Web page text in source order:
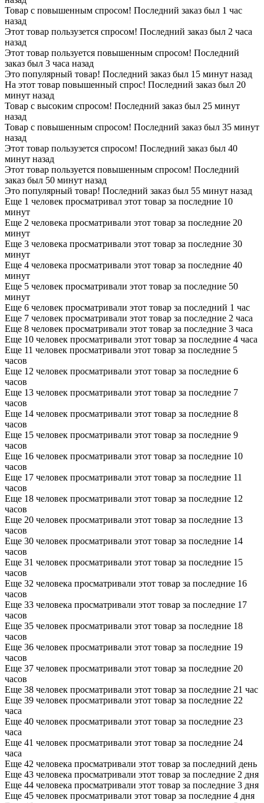
Товар с повышенным спросом! Последний заказ был 1 час
назад
Этот товар пользузется спросом! Последний заказ был 2 часа
назад
Этот товар пользуется повышенным спросом! Последний
заказ был 3 часа назад
Это популярный товар! Последний заказ был 15 минут назад
На этот товар повышенный спрос! Последний заказ был 20
минут назад
Товар с высоким спросом! Последний заказ был 25 минут
назад
Товар с повышенным спросом! Последний заказ был 35 минут
назад
Этот товар пользузется спросом! Последний заказ был 40
минут назад
Этот товар пользуется повышенным спросом! Последний
заказ был 50 минут назад
Это популярный товар! Последний заказ был 55 минут назад
Еще 1 человек просматривал этот товар за последние 10
минут
Еще 2 человека просматривали этот товар за последние 20
минут
Еще 3 человека просматривали этот товар за последние 30
минут
Еще 4 человека просматривали этот товар за последние 40
минут
Еще 5 человек просматривали этот товар за последние 50
минут
Еще 6 человек просматривали этот товар за последний 1 час
Еще 7 человек просматривали этот товар за последние 2 часа
Еще 8 человек просматривали этот товар за последние 3 часа
Еще 10 человек просматривали этот товар за последние 4 часа
Еще 11 человек просматривали этот товар за последние 5
часов
Еще 12 человек просматривали этот товар за последние 6
часов
Еще 13 человек просматривали этот товар за последние 7
часов
Еще 14 человек просматривали этот товар за последние 8
часов
Еще 15 человек просматривали этот товар за последние 9
часов
Еще 16 человек просматривали этот товар за последние 10
часов
Еще 17 человек просматривали этот товар за последние 11
часов
Еще 18 человек просматривали этот товар за последние 12
часов
Еще 20 человек просматривали этот товар за последние 13
часов
Еще 30 человек просматривали этот товар за последние 14
часов
Еще 31 человек просматривали этот товар за последние 15
часов
Еще 32 человека просматривали этот товар за последние 16
часов
Еще 33 человека просматривали этот товар за последние 17
часов
Еще 35 человек просматривали этот товар за последние 18
часов
Еще 36 человек просматривали этот товар за последние 19
часов
Еще 37 человек просматривали этот товар за последние 20
часов
Еще 38 человек просматривали этот товар за последние 21 час
Еще 39 человек просматривали этот товар за последние 22
часа
Еще 40 человек просматривали этот товар за последние 23
часа
Еще 41 человек просматривали этот товар за последние 24
часа
Еще 42 человека просматривали этот товар за последний день
Еще 43 человека просматривали этот товар за последние 2 дня
Еще 44 человека просматривали этот товар за последние 3 дня
Еще 45 человек просматривали этот товар за последние 4 дня